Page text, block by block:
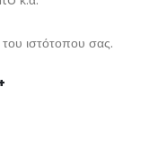
του ιστότοπου σας.